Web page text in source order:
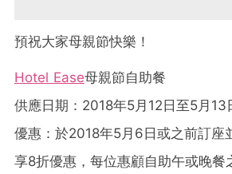
預祝大家母親節快樂！
Hotel Ease母親節自助餐
供應日期：2018年5月12日至5月13
優惠：於2018年5月6日或之前訂座
享8折優惠，每位惠顧自助午或晚餐